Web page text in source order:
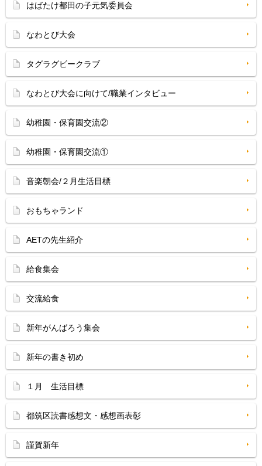
はばたけ都田の子元気委員会
なわとび大会
タグラグビークラブ
なわとび大会に向けて/職業インタビュー
幼稚園・保育園交流②
幼稚園・保育園交流①
音楽朝会/２月生活目標
おもちゃランド
AETの先生紹介
給食集会
交流給食
新年がんばろう集会
新年の書き初め
１月 生活目標
都筑区読書感想文・感想画表彰
謹賀新年